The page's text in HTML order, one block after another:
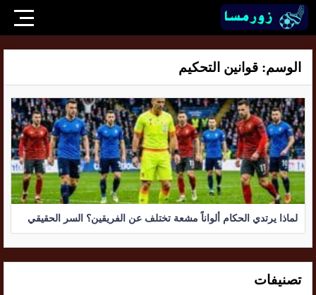
الوسم: قوانين التحكيم
لماذا يرتدي الحكام ألواناً مشعة تختلف عن الفريقين؟ السر الحقيقي
تصنيفات